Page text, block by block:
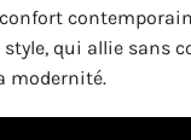
style, qui allie sans
modernité.